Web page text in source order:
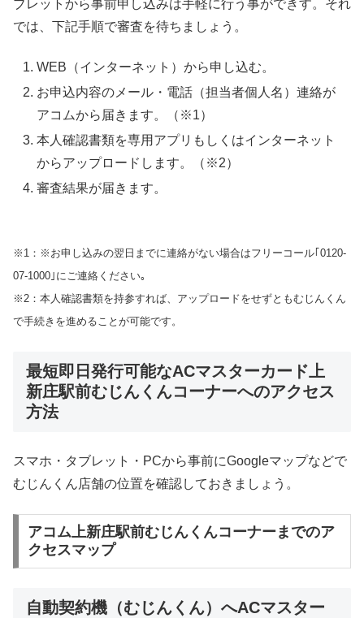
ブレットから事前申し込みは手軽に行う事ができす。それ
では、下記手順で審査を待ちましょう。
WEB（インターネット）から申し込む。
お申込内容のメール・電話（担当者個人名）連絡が
アコムから届きます。（※1）
本人確認書類を専用アプリもしくはインターネット
からアップロードします。（※2）
審査結果が届きます。
※1：※お申し込みの翌日までに連絡がない場合はフリーコール｢0120-
07-1000｣にご連絡ください｡
※2：本人確認書類を持参すれば、アップロードをせずともむじんくん
で手続きを進めることが可能です。
最短即日発行可能なACマスターカード上
新庄駅前むじんくんコーナーへのアクセス
方法
スマホ・タブレット・PCから事前にGoogleマップなどで
むじんくん店舗の位置を確認しておきましょう。
アコム上新庄駅前むじんくんコーナーまでのア
クセスマップ
自動契約機（むじんくん）へACマスター